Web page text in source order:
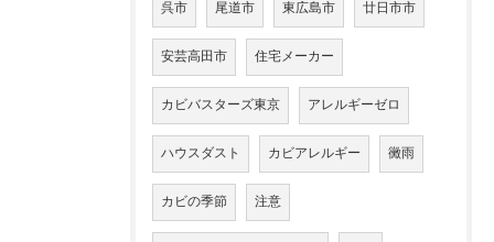
呉市 尾道市 東広島市 廿日市市
安芸高田市 住宅メーカー
カビバスターズ東京 アレルギーゼロ
ハウスダスト カビアレルギー 黴雨
カビの季節 注意